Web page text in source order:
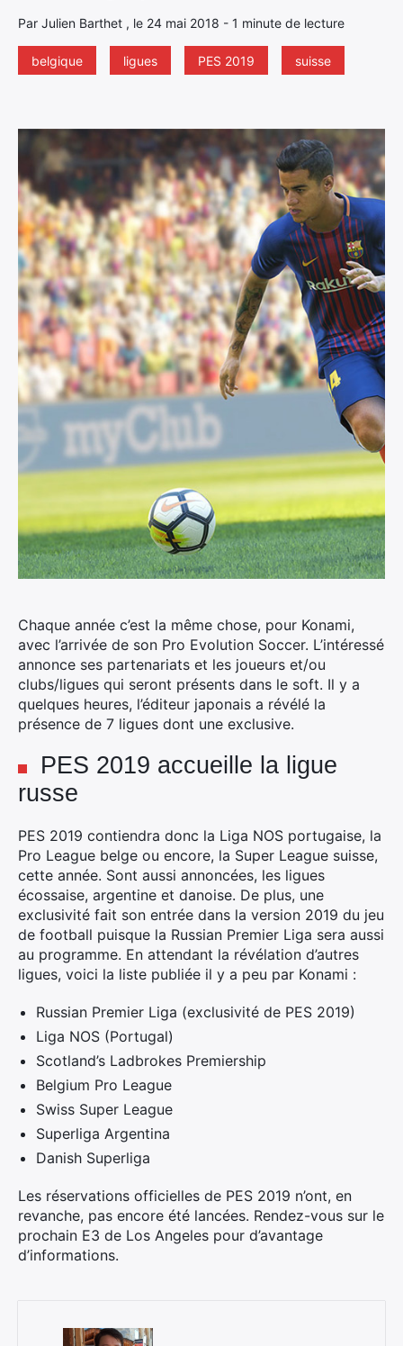
Par Julien Barthet , le 24 mai 2018 - 1 minute de lecture
belgique ligues PES 2019 suisse
Chaque année c’est la même chose, pour Konami,
avec l’arrivée de son Pro Evolution Soccer. L’intéressé
annonce ses partenariats et les joueurs et/ou
clubs/ligues qui seront présents dans le soft. Il y a
quelques heures, l’éditeur japonais a révélé la
présence de 7 ligues dont une exclusive.
PES 2019 accueille la ligue
russe
PES 2019 contiendra donc la Liga NOS portugaise, la
Pro League belge ou encore, la Super League suisse,
cette année. Sont aussi annoncées, les ligues
écossaise, argentine et danoise. De plus, une
exclusivité fait son entrée dans la version 2019 du jeu
de football puisque la Russian Premier Liga sera aussi
au programme. En attendant la révélation d’autres
ligues, voici la liste publiée il y a peu par Konami :
Russian Premier Liga (exclusivité de PES 2019)
Liga NOS (Portugal)
Scotland’s Ladbrokes Premiership
Belgium Pro League
Swiss Super League
Superliga Argentina
Danish Superliga
Les réservations officielles de PES 2019 n’ont, en
revanche, pas encore été lancées. Rendez-vous sur le
prochain E3 de Los Angeles pour d’avantage
d’informations.